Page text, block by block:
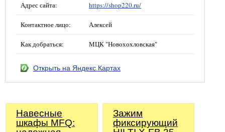
Адрес сайта: https://shop220.ru/
Контактное лицо: Алексей
Как добраться: МЦК "Новохохловская"
Открыть на Яндекс.Картах
Навесные
шкафы MFQ:
Зажим
фиксирующий